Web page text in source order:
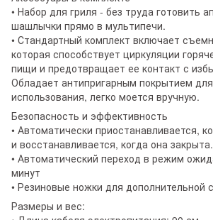
• Набор для гриля - без труда готовить
шашлычки прямо в мультипечи.
• Стандартный комплект включает
которая способствует циркуляции
пищи и предотвращает ее контакт с
Обладает антипригарным покрытием
использования, легко моется вручную.
Безопасность и эффективность
• Автоматически приостанавливается,
и восстанавливается, когда она закрыта.
• Автоматический переход в режим
минут
• Резиновые ножки для дополнительной
Размеры и вес: